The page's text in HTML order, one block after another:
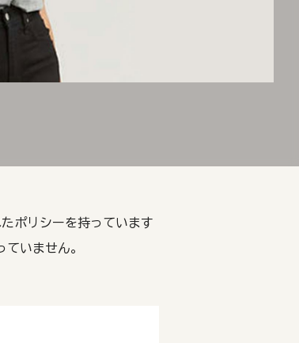
ポリシーを持っています
いません。